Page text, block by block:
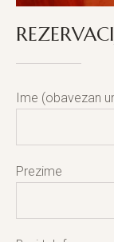
Ime (obavezan
Prezime